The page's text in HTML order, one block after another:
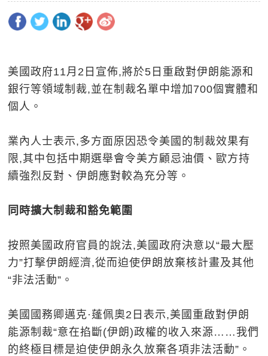
美國政府11月2日宣佈,將於5日重啟對伊朗能源和
銀行等領域制裁,並在制裁名單中增加700個實體和
個人。
業內人士表示,多方面原因恐令美國的制裁效果有
限,其中包括中期選舉會令美方顧忌油價、歐方持
續強烈反對、伊朗應對較為充分等。
同時擴大制裁和豁免範圍
按照美國政府官員的說法,美國政府決意以“最大壓
力”打擊伊朗經濟,從而迫使伊朗放棄核計畫及其他
“非法活動”。
美國國務卿邁克·蓬佩奧2日表示,美國重啟對伊朗
能源制裁“意在掐斷(伊朗)政權的收入來源……我們
的終極目標是迫使伊朗永久放棄各項非法活動”。